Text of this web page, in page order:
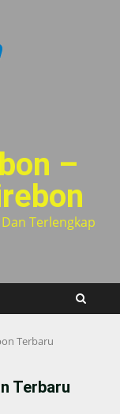
–
Terlengkap
Terbaru
Terbaru